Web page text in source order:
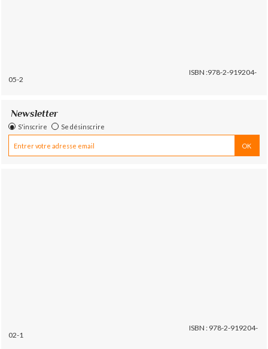
ISBN :978-2-919204-
05-2
Newsletter
S'inscrire Se désinscrire
ISBN : 978-2-919204-
02-1